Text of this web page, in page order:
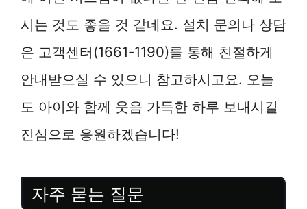
시는 것도 좋을 것 같네요. 설치 문의나 상담
은 고객센터(1661-1190)를 통해 친절하게
안내받으실 수 있으니 참고하시고요. 오늘
도 아이와 함께 웃음 가득한 하루 보내시길
진심으로 응원하겠습니다!
자주 묻는 질문